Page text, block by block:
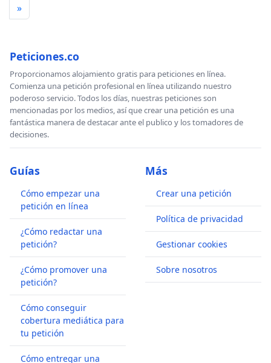
»
Peticiones.co
Proporcionamos alojamiento gratis para peticiones en línea.
Comienza una petición profesional en línea utilizando nuestro
poderoso servicio. Todos los días, nuestras peticiones son
mencionadas por los medios, así que crear una petición es una
fantástica manera de destacar ante el publico y los tomadores de
decisiones.
Guías
Cómo empezar una
petición en línea
¿Cómo redactar una
petición?
¿Cómo promover una
petición?
Cómo conseguir
cobertura mediática para
tu petición
Cómo entregar una
Más
Crear una petición
Política de privacidad
Gestionar cookies
Sobre nosotros